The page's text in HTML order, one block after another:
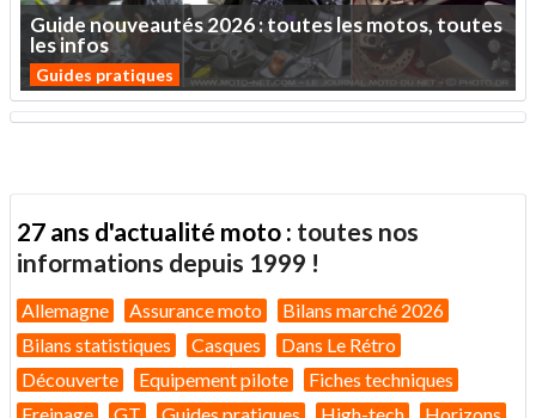
Guidenouveautés2026:touteslesmotos,toutes
lesinfos
Guides pratiques
27 ans d'actualité moto : toutes nos
informations depuis 1999 !
Allemagne Assurance moto
Bilans marché 2026
Bilans statistiques
Casques
Dans Le Rétro
Découverte
Equipement pilote
Fiches techniques